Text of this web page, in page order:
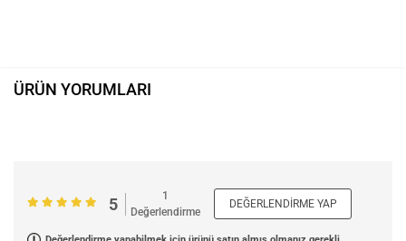
ÜRÜN YORUMLARI
5
1
Değerlendirme
DEĞERLENDIRME YAP